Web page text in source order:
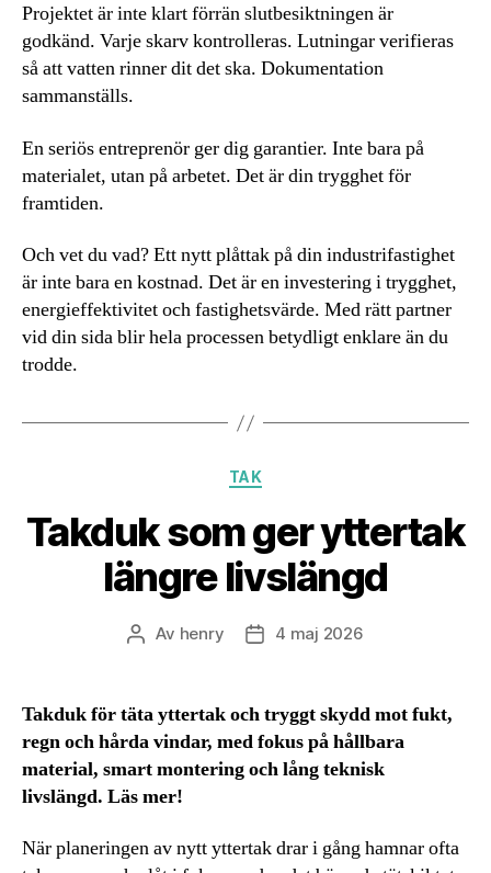
Projektet är inte klart förrän slutbesiktningen är
godkänd. Varje skarv kontrolleras. Lutningar verifieras
så att vatten rinner dit det ska. Dokumentation
sammanställs.
En seriös entreprenör ger dig garantier. Inte bara på
materialet, utan på arbetet. Det är din trygghet för
framtiden.
Och vet du vad? Ett nytt plåttak på din industrifastighet
är inte bara en kostnad. Det är en investering i trygghet,
energieffektivitet och fastighetsvärde. Med rätt partner
vid din sida blir hela processen betydligt enklare än du
trodde.
Kategorier
TAK
Takduk som ger yttertak
längre livslängd
Inläggsförfattare
Av henry Inläggsdatum
4 maj 2026
Takduk för täta yttertak och tryggt skydd mot fukt,
regn och hårda vindar, med fokus på hållbara
material, smart montering och lång teknisk
livslängd. Läs mer!
När planeringen av nytt yttertak drar i gång hamnar ofta